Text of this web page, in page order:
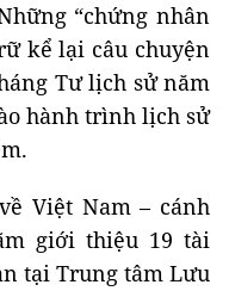
“chứng nhân
kể lại câu chuyện
Tư lịch sử năm
hành trình lịch sử
Việt Nam – cánh
giới thiệu 19 tài
tại Trung tâm Lưu